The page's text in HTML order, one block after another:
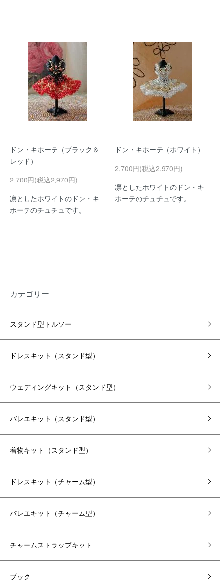
ドン・キホーテ（ブラック＆
レッド）
2,700円(税込2,970円)
凛としたホワイトのドン・キ
ホーテのチュチュです。
ドン・キホーテ（ホワイト）
2,700円(税込2,970円)
凛としたホワイトのドン・キ
ホーテのチュチュです。
カテゴリー
スタンド型トルソー
ドレスキット（スタンド型）
ウェディングキット（スタンド型）
バレエキット（スタンド型）
着物キット（スタンド型）
ドレスキット（チャーム型）
バレエキット（チャーム型）
チャームストラップキット
ブック